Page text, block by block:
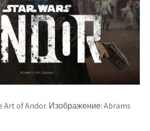
Art of Andor. Изображение: Abrams